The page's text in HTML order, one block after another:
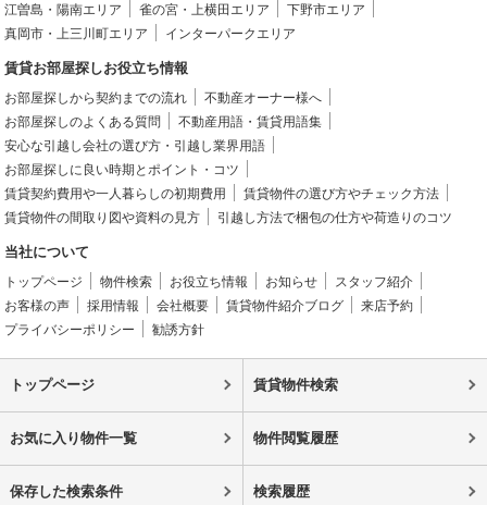
江曽島・陽南エリア
雀の宮・上横田エリア
下野市エリア
真岡市・上三川町エリア
インターパークエリア
賃貸お部屋探しお役立ち情報
お部屋探しから契約までの流れ
不動産オーナー様へ
お部屋探しのよくある質問
不動産用語・賃貸用語集
安心な引越し会社の選び方・引越し業界用語
お部屋探しに良い時期とポイント・コツ
賃貸契約費用や一人暮らしの初期費用
賃貸物件の選び方やチェック方法
賃貸物件の間取り図や資料の見方
引越し方法で梱包の仕方や荷造りのコツ
当社について
トップページ 物件検索 お役立ち情報 お知らせ
スタッフ紹介
お客様の声
採用情報 会社概要 賃貸物件紹介ブログ
来店予約
プライバシーポリシー
勧誘方針
トップページ 賃貸物件検索
お気に入り物件一覧 物件閲覧履歴
保存した検索条件 検索履歴